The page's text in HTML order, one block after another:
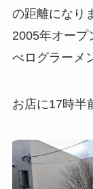
の距離になり
2005年オープ
べログラーメ
お店に17時半